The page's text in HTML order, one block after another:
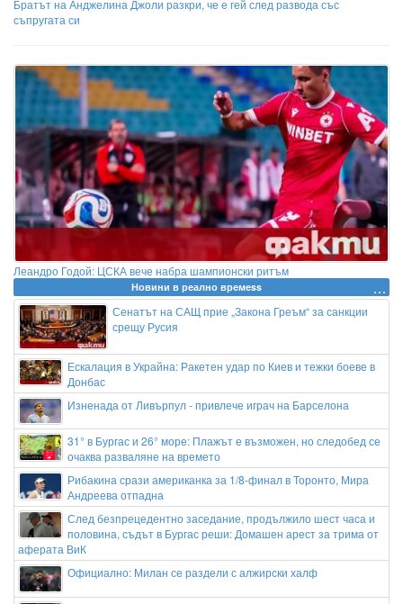
Братът на Анджелина Джоли разкри, че е гей след развода със
съпругата си
Леандро Годой: ЦСКА вече набра шампионски ритъм
Новини в реално времеss
Сенатът на САЩ прие „Закона Греъм“ за санкции
срещу Русия
Ескалация в Украйна: Ракетен удар по Киев и тежки боеве в
Донбас
Изненада от Ливърпул - привлече играч на Барселона
31° в Бургас и 26° море: Плажът е възможен, но следобед се
очаква разваляне на времето
Рибакина срази американка за 1/8-финал в Торонто, Мира
Андреева отпадна
След безпрецедентно заседание, продължило шест часа и
половина, съдът в Бургас реши: Домашен арест за трима от
аферата ВиК
Официално: Милан се раздели с алжирски халф